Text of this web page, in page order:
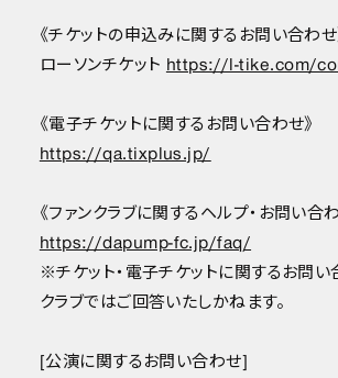
《チケットの申込みに関するお問い合わせ
ローソンチケットhttps://l-tike.com/
《電子チケットに関するお問い合わせ》
https://qa.tixplus.jp/
《ファンクラブに関するヘルプ・お問い合
https://dapump-fc.jp/faq/
※チケット・電子チケットに関するお問
クラブではご回答いたしかねます。
[公演に関するお問い合わせ]